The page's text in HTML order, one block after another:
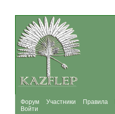
Форум Участники Правила
Войти